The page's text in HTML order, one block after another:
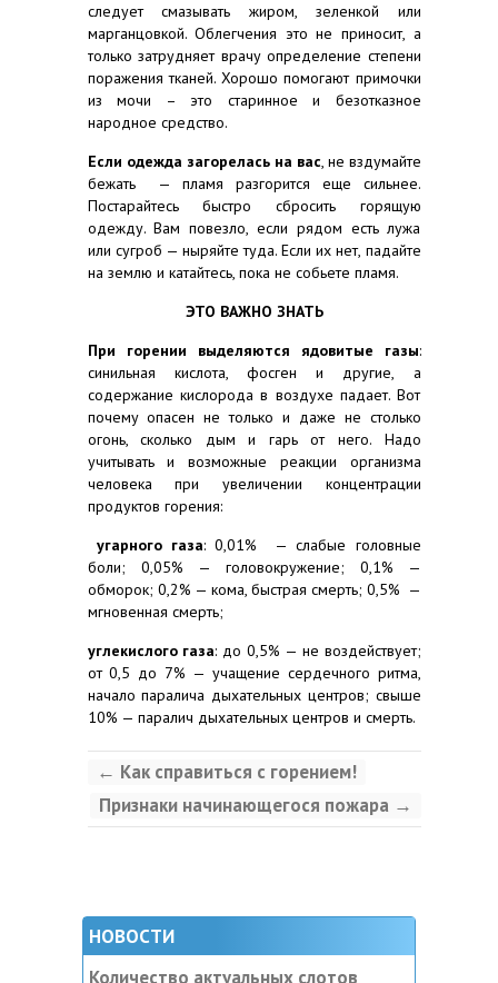
следует смазывать жиром, зеленкой или
марганцовкой. Облегчения это не приносит, а
только затрудняет врачу определение степени
поражения тканей. Хорошо помогают примочки
из мочи – это старинное и безотказное
народное средство.
Если одежда загорелась на вас, не вздумайте
бежать — пламя разгорится еще сильнее.
Постарайтесь быстро сбросить горящую
одежду. Вам повезло, если рядом есть лужа
или сугроб — ныряйте туда. Если их нет, падайте
на землю и катайтесь, пока не собьете пламя.
ЭТО ВАЖНО ЗНАТЬ
При горении выделяются ядовитые газы:
синильная кислота, фосген и другие, а
содержание кислорода в воздухе падает. Вот
почему опасен не только и даже не столько
огонь, сколько дым и гарь от него. Надо
учитывать и возможные реакции организма
человека при увеличении концентрации
продуктов горения:
угарного газа: 0,01% — слабые головные
боли; 0,05% — головокружение; 0,1% —
обморок; 0,2% — кома, быстрая смерть; 0,5% —
мгновенная смерть;
углекислого газа: до 0,5% — не воздействует;
от 0,5 до 7% — учащение сердечного ритма,
начало паралича дыхательных центров; свыше
10% — паралич дыхательных центров и смерть.
← Как справиться с горением!
Признаки начинающегося пожара →
НОВОСТИ
Количество актуальных слотов